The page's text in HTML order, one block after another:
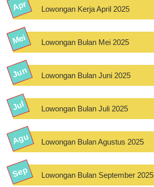
Lowongan Kerja April 2025
Lowongan Bulan Mei 2025
Lowongan Bulan Juni 2025
Lowongan Bulan Juli 2025
Lowongan Bulan Agustus 2025
Lowongan Bulan September 2025